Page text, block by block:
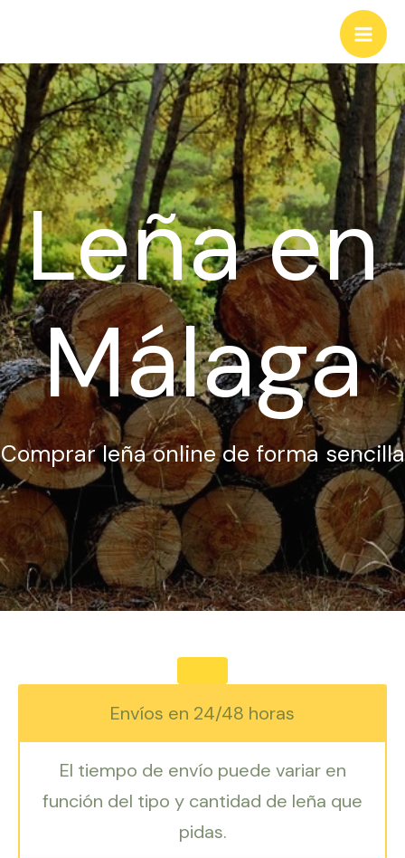
contenido
Leña en
Málaga
Comprar leña online de forma sencilla
Envíos en 24/48 horas
El tiempo de envío puede variar en
función del tipo y cantidad de leña que
pidas.